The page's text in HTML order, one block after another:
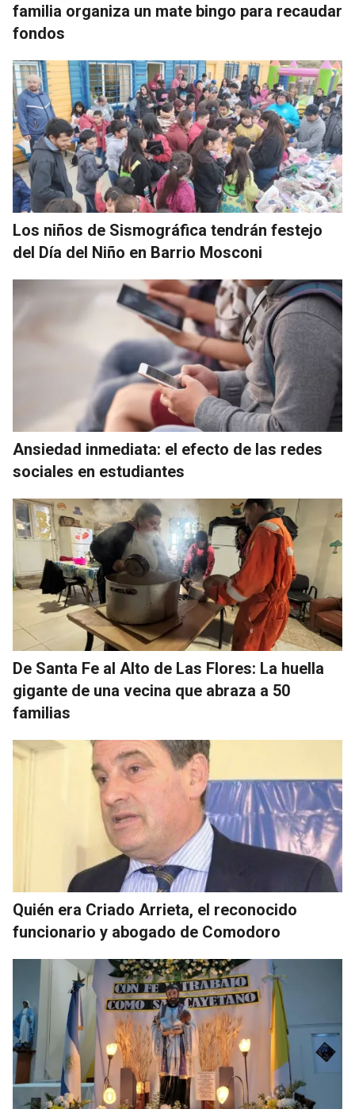
familia organiza un mate bingo para recaudar
fondos
Los niños de Sismográfica tendrán festejo
del Día del Niño en Barrio Mosconi
Ansiedad inmediata: el efecto de las redes
sociales en estudiantes
De Santa Fe al Alto de Las Flores: La huella
gigante de una vecina que abraza a 50
familias
Quién era Criado Arrieta, el reconocido
funcionario y abogado de Comodoro